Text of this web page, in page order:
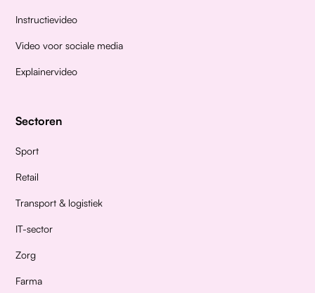
Instructievideo
Video voor sociale media
Explainervideo
Sectoren
Sport
Retail
Transport & logistiek
IT-sector
Zorg
Farma